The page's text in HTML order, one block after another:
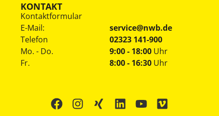
KONTAKT
Kontaktformular
E-Mail:
service@nwb.de
Telefon
02323 141-900
Mo. - Do.
Fr.
9:00 - 18:00 Uhr
8:00 - 16:30 Uhr